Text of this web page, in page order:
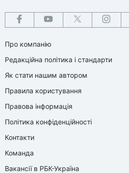
Про компанію
Редакційна політика і стандарти
Як стати нашим автором
Правила користування
Правова інформація
Політика конфіденційності
Контакти
Команда
Вакансії в РБК-Україна